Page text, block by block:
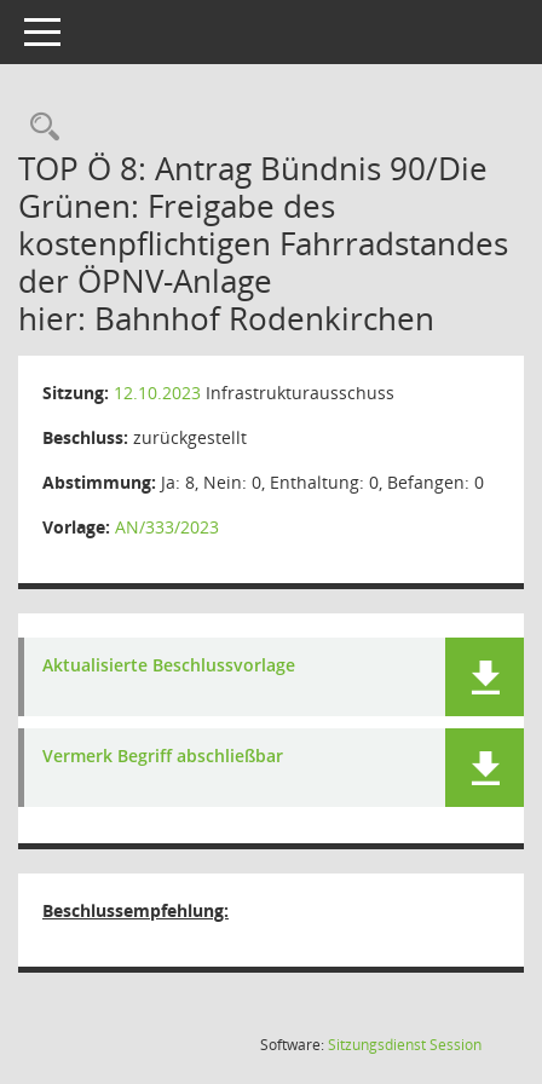
Toggle navigation
Rechercheauswahl
TOP Ö 8: Antrag Bündnis 90/Die
Grünen: Freigabe des
kostenpflichtigen Fahrradstandes
der ÖPNV-Anlage
hier: Bahnhof Rodenkirchen
Sitzung: 12.10.2023 Infrastrukturausschuss
Beschluss: zurückgestellt
Abstimmung: Ja: 8, Nein: 0, Enthaltung: 0, Befangen: 0
Vorlage: AN/333/2023
Aktualisierte Beschlussvorlage
Vermerk Begriff abschließbar
Beschlussempfehlung:
Software:SitzungsdienstSession(Wird in